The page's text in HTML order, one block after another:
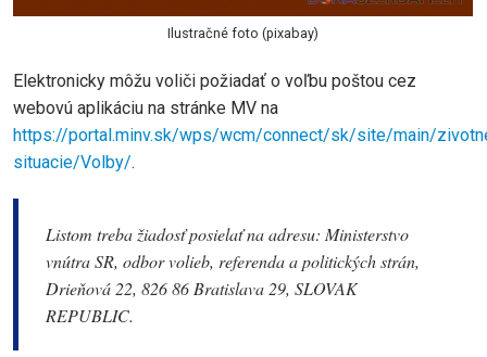
Ilustračné foto (pixabay)
Elektronicky môžu voliči požiadať o voľbu poštou cez
webovú aplikáciu na stránke MV na
https://portal.minv.sk/wps/wcm/connect/sk/site/main/
situacie/Volby/.
Listom treba žiadosť posielať na adresu: Ministerstvo
vnútra SR, odbor volieb, referenda a politických strán,
Drieňová 22, 826 86 Bratislava 29, SLOVAK
REPUBLIC.